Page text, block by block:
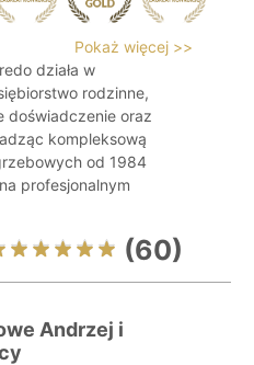
Pokaż więcej >>
działa w
rodzinne,
doświadczenie oraz
kompleksową
od 1984
profesjonalnym
(60)
Andrzej i